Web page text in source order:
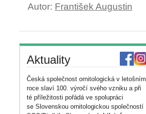
Autor: František Augustin
Aktuality
Česká společnost ornitologická v letošním
roce slaví 100. výročí svého vzniku a při
té příležitosti pořádá ve spolupráci
se Slovenskou ornitologickou společností